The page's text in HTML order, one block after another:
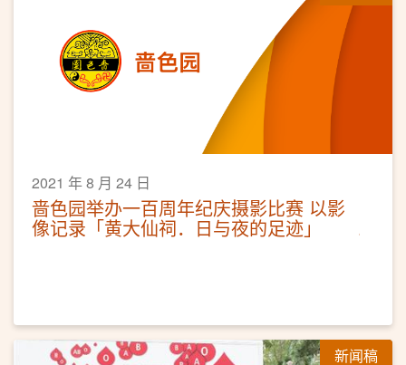
2021 年 8 月 24 日
啬色园举办一百周年纪庆摄影比赛 以影
像记录「黄大仙祠．日与夜的足迹」
新闻稿